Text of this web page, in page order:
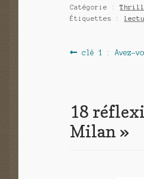
Catégorie :
Étiquettes :
Article
clé 1 : Avez-
18
Milan »